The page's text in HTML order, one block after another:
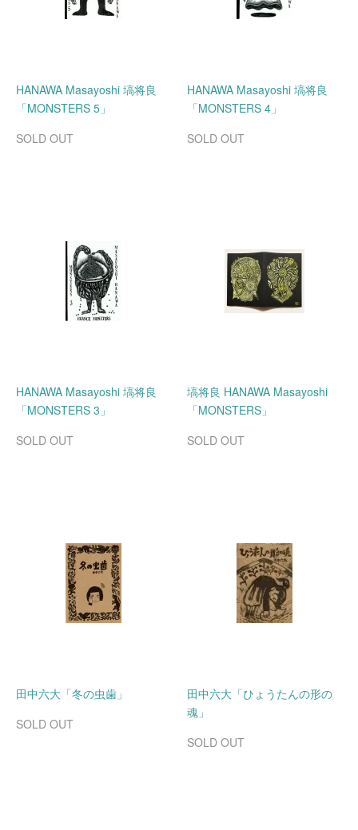
HANAWA Masayoshi 塙将良
「MONSTERS 5」
SOLD OUT
HANAWA Masayoshi 塙将良
「MONSTERS 4」
SOLD OUT
HANAWA Masayoshi 塙将良
「MONSTERS 3」
SOLD OUT
塙将良 HANAWA Masayoshi
「MONSTERS」
SOLD OUT
田中六大「冬の虫歯」
SOLD OUT
田中六大「ひょうたんの形の
魂」
SOLD OUT